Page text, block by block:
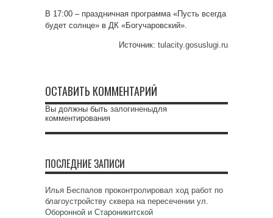
В 17:00 – праздничная программа «Пусть всегда
будет солнце» в ДК «Богучаровский».
Источник: tulacity.gosuslugi.ru
ОСТАВИТЬ КОММЕНТАРИЙ
Вы должны быть залогиненыдля
комментирования
ПОСЛЕДНИЕ ЗАПИСИ
Илья Беспалов проконтролировал ход работ по
благоустройству сквера на пересечении ул.
Оборонной и Староникитской